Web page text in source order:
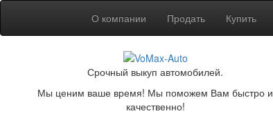
О компании Продать Купить
Срочный выкуп автомобилей.
Мы ценим ваше время! Мы поможем Вам быстро и
качественно!